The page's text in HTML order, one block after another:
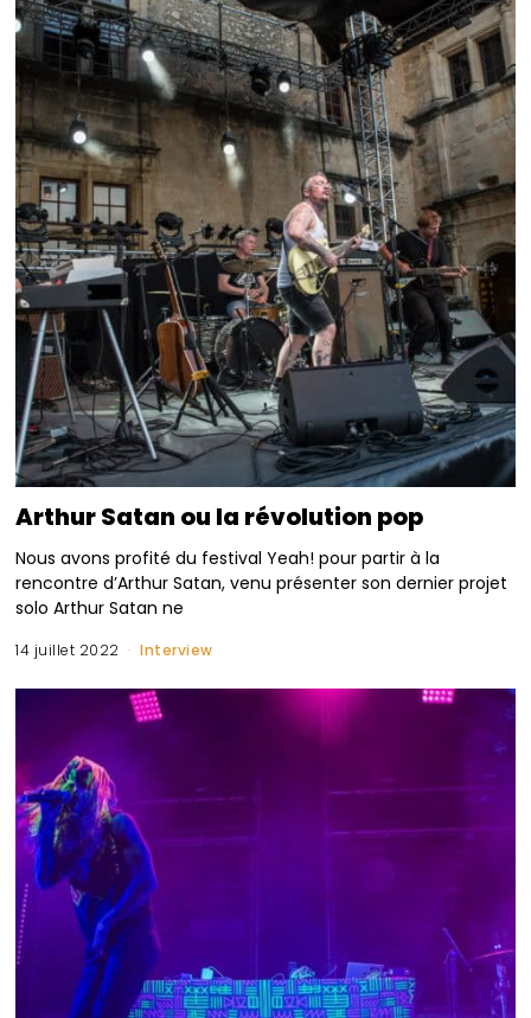
Arthur Satan ou la révolution pop
Nous avons profité du festival Yeah! pour partir à la
rencontre d’Arthur Satan, venu présenter son dernier projet
solo Arthur Satan ne
14 juillet 2022 Interview